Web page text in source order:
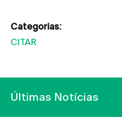
Categorias:
CITAR
Últimas Notícias